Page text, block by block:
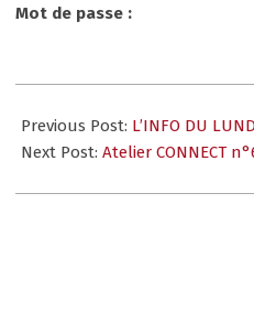
Mot de passe :
10-
17
Previous Post: L’INFO DU
Next Post: Atelier CONNECT